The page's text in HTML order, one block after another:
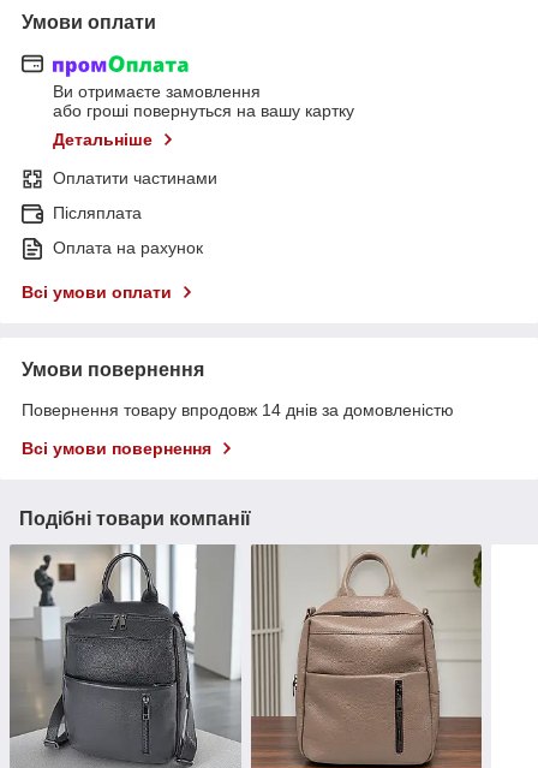
Умови оплати
Ви отримаєте замовлення
або гроші повернуться на вашу картку
Детальніше
Оплатити частинами
Післяплата
Оплата на рахунок
Всі умови оплати
Умови повернення
Повернення товару впродовж 14 днів за домовленістю
Всі умови повернення
Подібні товари компанії